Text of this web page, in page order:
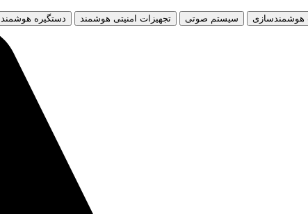
هوشمندسازی سیستم صوتی تجهیزات امنیتی هوشمند دستگیره هوشمند